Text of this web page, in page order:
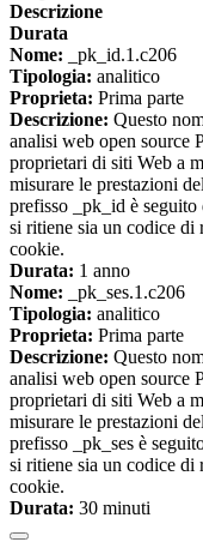
Descrizione
Durata
Nome: _pk_id.1.c206
Tipologia: analitico
Proprieta: Prima parte
Descrizione: Questo
analisi web open source
proprietari di siti Web a
misurare le prestazioni
prefisso _pk_id è seguito
si ritiene sia un codice
cookie.
Durata: 1 anno
Nome: _pk_ses.1.c206
Tipologia: analitico
Proprieta: Prima parte
Descrizione: Questo
analisi web open source
proprietari di siti Web a
misurare le prestazioni
prefisso _pk_ses è
si ritiene sia un codice
cookie.
Durata: 30 minuti